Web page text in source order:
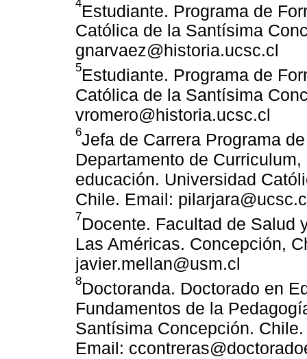
4Estudiante. Programa de
Católica de la Santísima
gnarvaez@historia.ucsc.cl
5Estudiante. Programa de
Católica de la Santísima
vromero@historia.ucsc.cl
6Jefa de Carrera Programa
Departamento de
educación. Universidad
Chile. Email:
7Docente. Facultad de Salud
Las Américas. Concepción,
javier.mellan@usm.cl
8Doctoranda. Doctorado en
Fundamentos de la
Santísima Concepción.
Email: